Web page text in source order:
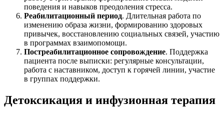
поведения и навыков преодоления стресса.
Реабилитационный период. Длительная работа по
изменению образа жизни, формированию здоровых
привычек, восстановлению социальных связей, участию
в программах взаимопомощи.
Постреабилитационное сопровождение. Поддержка
пациента после выписки: регулярные консультации,
работа с наставником, доступ к горячей линии, участие
в группах поддержки.
Детоксикация и инфузионная терапия